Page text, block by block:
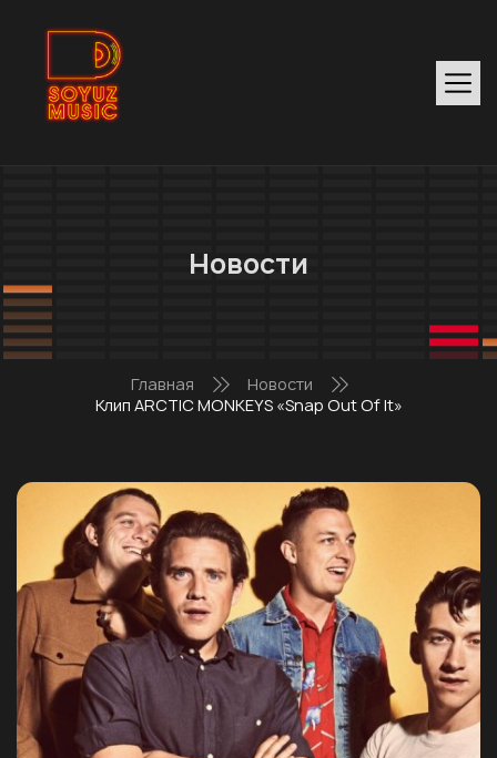
Новости
Главная
Новости
Клип ARCTIC MONKEYS «Snap Out Of It»